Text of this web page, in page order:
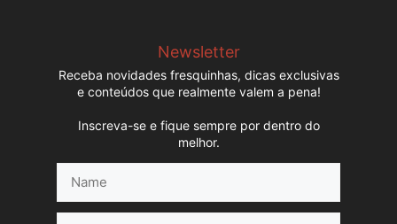
Newsletter
Receba novidades fresquinhas, dicas exclusivas
e conteúdos que realmente valem a pena!
Inscreva-se e fique sempre por dentro do
melhor.